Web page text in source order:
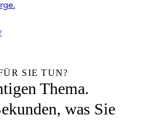
SIE TUN?
Thema.
was Sie